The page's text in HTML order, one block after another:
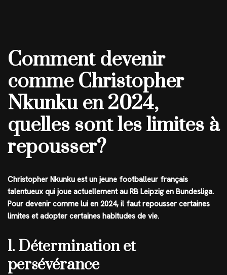
Comment devenir
comme Christopher
Nkunku en 2024,
quelles sont les limites à
repousser?
Christopher Nkunku est un jeune footballeur français
talentueux qui joue actuellement au RB Leipzig en Bundesliga.
Pour devenir comme lui en 2024, il faut repousser certaines
limites et adopter certaines habitudes de vie.
1. Détermination et
persévérance